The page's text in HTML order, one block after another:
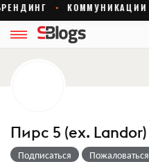
Пирс 5 (ex. Landor)
Подписаться Пожаловаться